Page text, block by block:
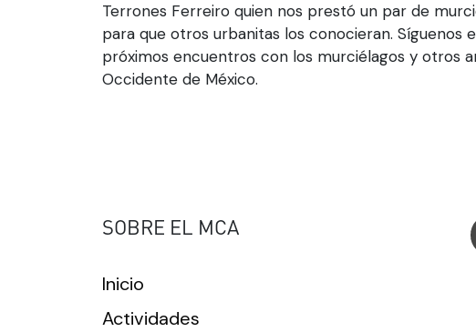
Terrones Ferreiro quien nos prestó un par de
para que otros urbanitas los conocieran. Síguenos
próximos encuentros con los murciélagos y otros
Occidente de México.
SOBRE EL MCA
Inicio
Actividades